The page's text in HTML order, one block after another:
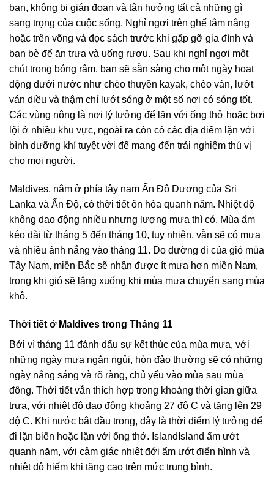
bạn, không bị gián đoạn và tận hưởng tất cả những gì
sang trọng của cuộc sống. Nghỉ ngơi trên ghế tắm nắng
hoặc trên võng và đọc sách trước khi gặp gỡ gia đình và
bạn bè để ăn trưa và uống rượu. Sau khi nghỉ ngơi một
chút trong bóng râm, bạn sẽ sẵn sàng cho một ngày hoạt
động dưới nước như chèo thuyền kayak, chèo ván, lướt
ván diều và thậm chí lướt sóng ở một số nơi có sóng tốt.
Các vùng nông là nơi lý tưởng để lặn với ống thở hoặc bơi
lội ở nhiều khu vực, ngoài ra còn có các địa điểm lặn với
bình dưỡng khí tuyệt vời để mang đến trải nghiệm thú vị
cho mọi người.
Maldives, nằm ở phía tây nam Ấn Độ Dương của Sri
Lanka và Ấn Độ, có thời tiết ôn hòa quanh năm. Nhiệt độ
không dao động nhiều nhưng lượng mưa thì có. Mùa ẩm
kéo dài từ tháng 5 đến tháng 10, tuy nhiên, vẫn sẽ có mưa
và nhiều ánh nắng vào tháng 11. Do đường đi của gió mùa
Tây Nam, miền Bắc sẽ nhận được ít mưa hơn miền Nam,
trong khi gió sẽ lắng xuống khi mùa mưa chuyển sang mùa
khô.
Thời tiết ở Maldives trong Tháng 11
Bởi vì tháng 11 đánh dấu sự kết thúc của mùa mưa, với
những ngày mưa ngắn ngủi, hòn đảo thường sẽ có những
ngày nắng sáng và rõ ràng, chủ yếu vào mùa sau mùa
đông. Thời tiết vẫn thích hợp trong khoảng thời gian giữa
trưa, với nhiệt độ dao động khoảng 27 độ C và tăng lên 29
độ C. Khi nước bắt đầu trong, đây là thời điểm lý tưởng để
đi lặn biển hoặc lặn với ống thở. IslandIsland ẩm ướt
quanh năm, với cảm giác nhiệt đới ẩm ướt điển hình và
nhiệt độ hiếm khi tăng cao trên mức trung bình.